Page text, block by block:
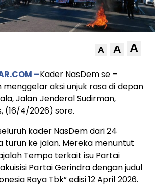
A A A
–Kader NasDem se –
menggelar aksi unjuk rasa di depan
Jalan Jenderal Sudirman,
(16/4/2026) sore.
kader NasDem dari 24
turun ke jalan. Mereka menuntut
Tempo terkait isu Partai
Partai Gerindra dengan judul
Raya Tbk” edisi 12 April 2026.